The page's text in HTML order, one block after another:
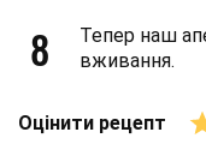
8
Тепер наш
вживання.
Оцінити рецепт